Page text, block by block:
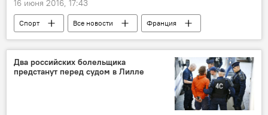
16 июня 2016, 17:43
Спорт Все новости Франция
Два российских болельщика
предстанут перед судом в Лилле